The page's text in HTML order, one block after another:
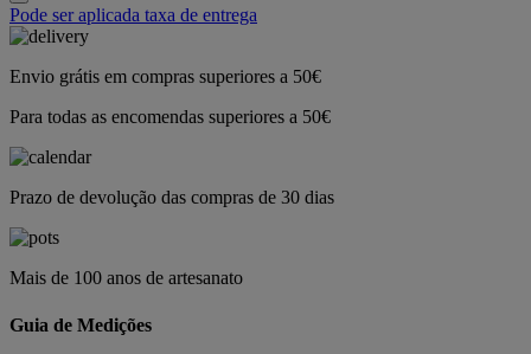
Pode ser aplicada taxa de entrega
Envio grátis em compras superiores a 50€
Para todas as encomendas superiores a 50€
Prazo de devolução das compras de 30 dias
Mais de 100 anos de artesanato
Guia de Medições